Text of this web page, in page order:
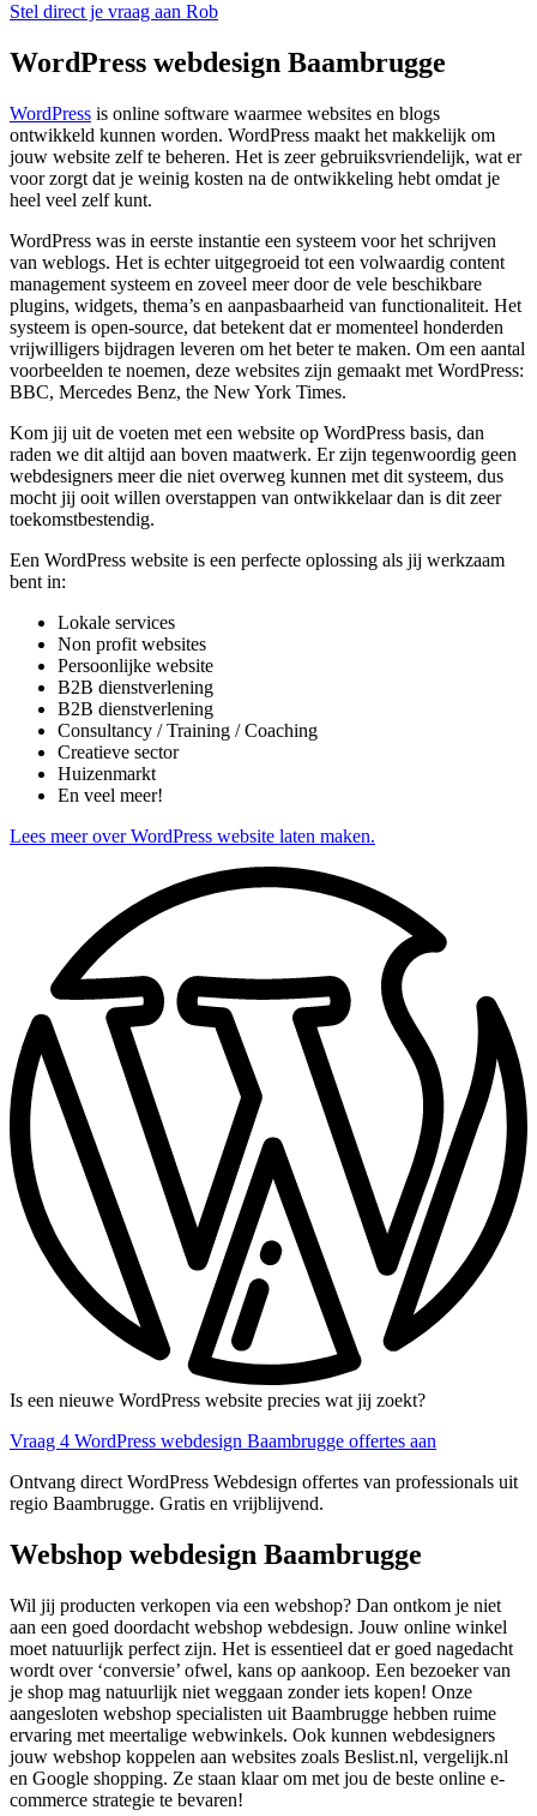
Stel direct je vraag aan Rob
WordPress webdesign Baambrugge
WordPress is online software waarmee websites en blogs
ontwikkeld kunnen worden. WordPress maakt het makkelijk om
jouw website zelf te beheren. Het is zeer gebruiksvriendelijk, wat er
voor zorgt dat je weinig kosten na de ontwikkeling hebt omdat je
heel veel zelf kunt.
WordPress was in eerste instantie een systeem voor het schrijven
van weblogs. Het is echter uitgegroeid tot een volwaardig content
management systeem en zoveel meer door de vele beschikbare
plugins, widgets, thema’s en aanpasbaarheid van functionaliteit. Het
systeem is open-source, dat betekent dat er momenteel honderden
vrijwilligers bijdragen leveren om het beter te maken. Om een aantal
voorbeelden te noemen, deze websites zijn gemaakt met WordPress:
BBC, Mercedes Benz, the New York Times.
Kom jij uit de voeten met een website op WordPress basis, dan
raden we dit altijd aan boven maatwerk. Er zijn tegenwoordig geen
webdesigners meer die niet overweg kunnen met dit systeem, dus
mocht jij ooit willen overstappen van ontwikkelaar dan is dit zeer
toekomstbestendig.
Een WordPress website is een perfecte oplossing als jij werkzaam
bent in:
Lokale services
Non profit websites
Persoonlijke website
B2B dienstverlening
B2B dienstverlening
Consultancy / Training / Coaching
Creatieve sector
Huizenmarkt
En veel meer!
Lees meer over WordPress website laten maken.
Is een nieuwe WordPress website precies wat jij zoekt?
Vraag 4 WordPress webdesign Baambrugge offertes aan
Ontvang direct WordPress Webdesign offertes van professionals uit
regio Baambrugge. Gratis en vrijblijvend.
Webshop webdesign Baambrugge
Wil jij producten verkopen via een webshop? Dan ontkom je niet
aan een goed doordacht webshop webdesign. Jouw online winkel
moet natuurlijk perfect zijn. Het is essentieel dat er goed nagedacht
wordt over ‘conversie’ ofwel, kans op aankoop. Een bezoeker van
je shop mag natuurlijk niet weggaan zonder iets kopen! Onze
aangesloten webshop specialisten uit Baambrugge hebben ruime
ervaring met meertalige webwinkels. Ook kunnen webdesigners
jouw webshop koppelen aan websites zoals Beslist.nl, vergelijk.nl
en Google shopping. Ze staan klaar om met jou de beste online e-
commerce strategie te bevaren!